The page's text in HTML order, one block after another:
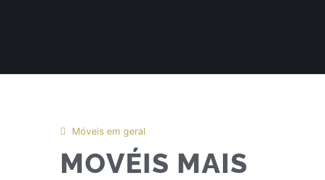
Móveis em geral
MOVÉIS MAIS